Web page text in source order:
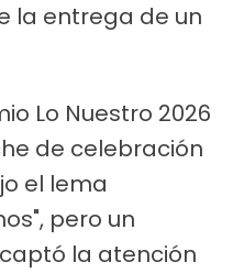
la entrega de un
Lo Nuestro 2026
de celebración
el lema
pero un
la atención